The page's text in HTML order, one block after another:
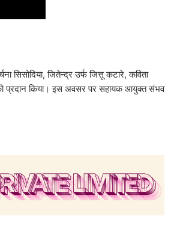
सिसोदिया, जितेन्द्र उर्फ जित्तू कटारे, कविता
प्रदान किया। इस अवसर पर सहायक आयुक्त संभव